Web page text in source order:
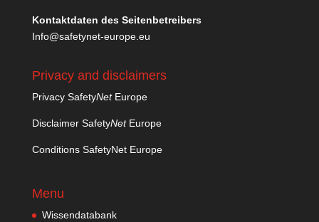
Kontaktdaten des Seitenbetreibers
Info@safetynet-europe.eu
Privacy and disclaimers
Privacy SafetyNetEurope
Disclaimer SafetyNetEurope
Conditions SafetyNet Europe
Menu
Wissendatabank